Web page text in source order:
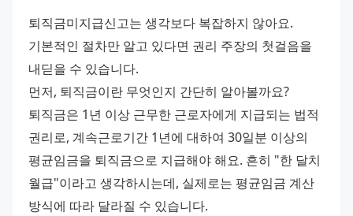
퇴직금미지급신고는 생각보다 복잡하지 않아요.
기본적인 절차만 알고 있다면 권리 주장의 첫걸음을
내딛을 수 있습니다.
먼저, 퇴직금이란 무엇인지 간단히 알아볼까요?
퇴직금은 1년 이상 근무한 근로자에게 지급되는 법적
권리로, 계속근로기간 1년에 대하여 30일분 이상의
평균임금을 퇴직금으로 지급해야 해요. 흔히 "한 달치
월급"이라고 생각하시는데, 실제로는 평균임금 계산
방식에 따라 달라질 수 있습니다.